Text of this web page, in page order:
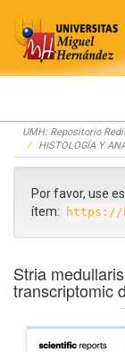
Skip
navigation
UMH: Repositorio
HISTOLOGÍA Y
Por favor, use
ítem:
https://
Stria
transcriptomic